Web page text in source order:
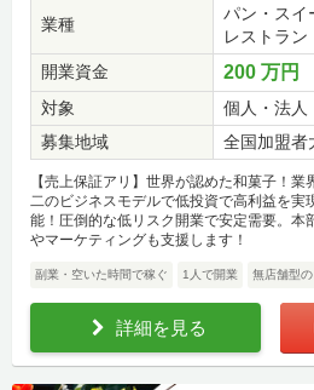
業種
パン・スイ
レストラン
開業資金
200 万円
対象
個人・法人
募集地域
全国加盟者
【売上保証アリ】世界が認めた和菓子！
二のビジネスモデルで低投資で高利益を実
能！圧倒的な低リスク開業で安定需要。本
やマーケティングも支援します！
副業・空いた時間で稼ぐ 1人で開業 無店舗型
詳細を見る